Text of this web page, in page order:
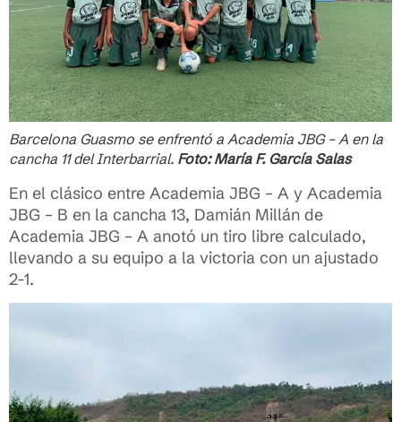
Barcelona Guasmo se enfrentó a Academia JBG – A en la
cancha 11 del Interbarrial. Foto: María F. García Salas
En el clásico entre Academia JBG – A y Academia
JBG – B en la cancha 13, Damián Millán de
Academia JBG – A anotó un tiro libre calculado,
llevando a su equipo a la victoria con un ajustado
2-1.